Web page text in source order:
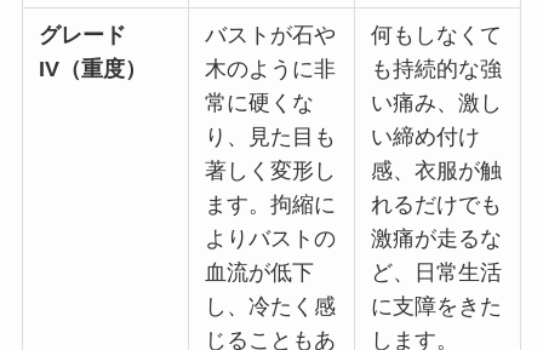
グレード
IV（重度）
バストが石や
木のように非
常に硬くな
り、見た目も
著しく変形し
ます。拘縮に
よりバストの
血流が低下
し、冷たく感
じることもあ
何もしなくて
も持続的な強
い痛み、激し
い締め付け
感、衣服が触
れるだけでも
激痛が走るな
ど、日常生活
に支障をきた
します。